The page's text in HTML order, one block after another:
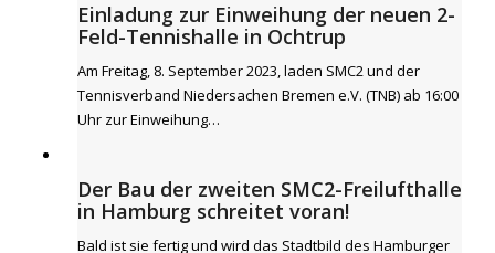
Einladung zur Einweihung der neuen 2-
Feld-Tennishalle in Ochtrup
Am Freitag, 8. September 2023, laden SMC2 und der
Tennisverband Niedersachen Bremen e.V. (TNB) ab 16:00
Uhr zur Einweihung…
Der Bau der zweiten SMC2-Freilufthalle
in Hamburg schreitet voran!
Bald ist sie fertig und wird das Stadtbild des Hamburger